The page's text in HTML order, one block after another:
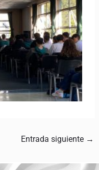
Entrada siguiente →